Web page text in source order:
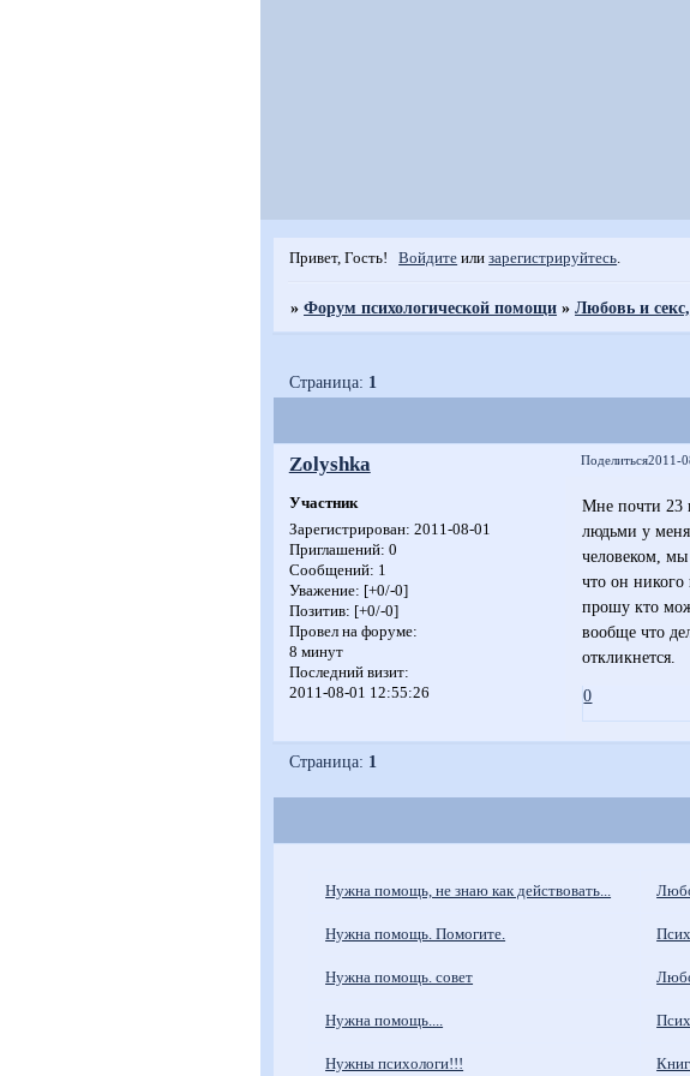
Привет, Гость! Войдите илизарегистрируйтесь.
»Форум психологической помощи »Любовь и
Страница: 1
Поделиться2011-
Zolyshka
Участник
Зарегистрирован: 2011-08-01
Приглашений: 0
Сообщений: 1
Уважение: [+0/-0]
Позитив: [+0/-0]
Провел на форуме:
8 минут
Последний визит:
2011-08-01 12:55:26
Мне почти 23
людьми у
человеком, мы
что он
прошу кто
вообще что
откликнется.
0
Страница: 1
Нужна помощь, не знаю как действовать...
Нужна помощь. Помогите.
Нужна помощь. совет
Нужна помощь....
Нужны психологи!!!